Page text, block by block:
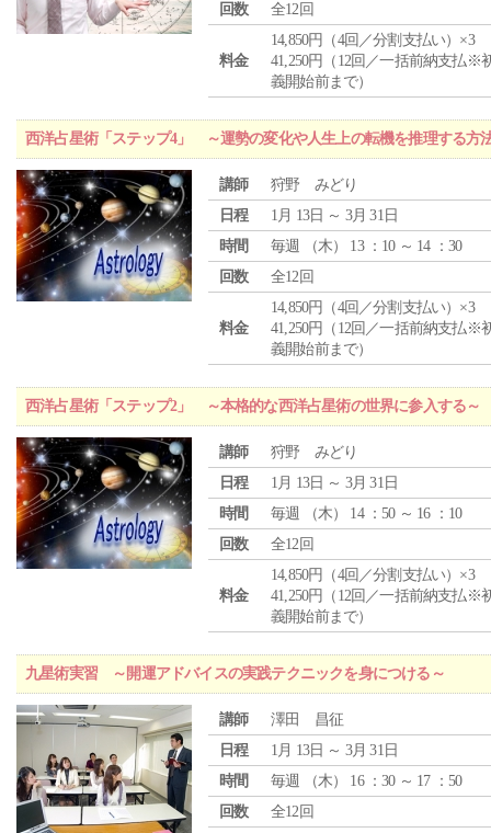
回数
全12回
料金
14,850円（4回／分割支払い）×3
41,250円（12回／一括前納支払※
義開始前まで）
西洋占星術「ステップ4」 ～運勢の変化や人生上の転機を推理する方
講師
狩野 みどり
日程
1月 13日 ～ 3月 31日
時間
毎週 （木） 13 ：10 ～ 14 ：30
回数
全12回
料金
14,850円（4回／分割支払い）×3
41,250円（12回／一括前納支払※
義開始前まで）
西洋占星術「ステップ2」 ～本格的な西洋占星術の世界に参入する～
講師
狩野 みどり
日程
1月 13日 ～ 3月 31日
時間
毎週 （木） 14 ：50 ～ 16 ：10
回数
全12回
料金
14,850円（4回／分割支払い）×3
41,250円（12回／一括前納支払※
義開始前まで）
九星術実習 ～開運アドバイスの実践テクニックを身につける～
講師
澤田 昌征
日程
1月 13日 ～ 3月 31日
時間
毎週 （木） 16 ：30 ～ 17 ：50
回数
全12回